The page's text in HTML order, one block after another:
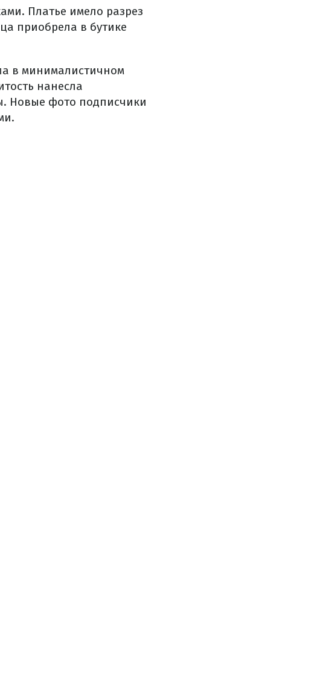
Платье имело разрез
приобрела в бутике
в минималистичном
нанесла
Новые фото подписчики